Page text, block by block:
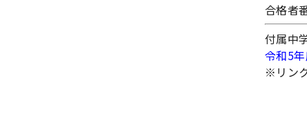
合格者
付属中
令和5
※リン